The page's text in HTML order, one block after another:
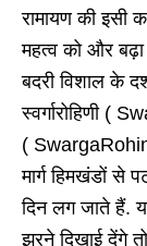
रामायण की इसी
महत्व को और बढ़ा
बदरी विशाल के
स्वर्गारोहिणी (
(
मार्ग हिमखंडों
दिन लग जाते हैं.
झरने दिखाई देंगे